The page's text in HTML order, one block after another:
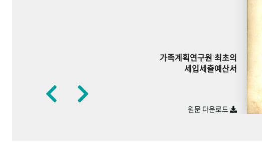
가족계획연구원 최초의
세입세출예산서
원문 다운로드